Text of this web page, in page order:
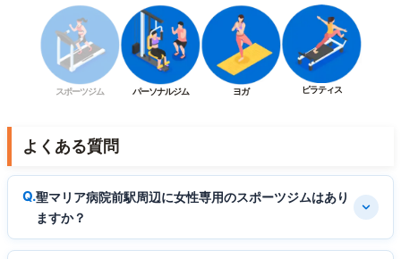
スポーツジム パーソナルジム ヨガ ピラティス
よくある質問
聖マリア病院前駅周辺に女性専用のスポーツジムはあり
ますか？